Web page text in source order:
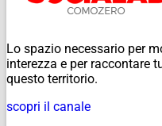
Lo spazio necessario per
interezza e per raccontare
questo territorio.
scopri il canale